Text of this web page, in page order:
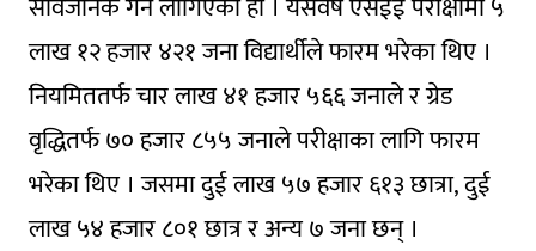
लाख १२ हजार ४२१ जना विद्यार्थीले फारम भरेका थिए ।
नियमिततर्फ चार लाख ४१ हजार ५६६ जनाले र ग्रेड
वृद्धितर्फ ७० हजार ८५५ जनाले परीक्षाका लागि फारम
भरेका थिए । जसमा दुई लाख ५७ हजार ६१३ छात्रा, दुई
लाख ५४ हजार ८०१ छात्र र अन्य ७ जना छन् ।